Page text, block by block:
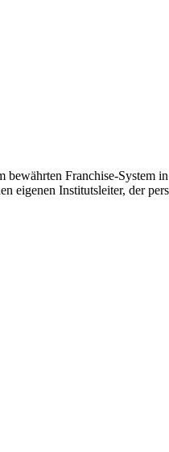
Franchise-System
eigenen Institutsleiter, der